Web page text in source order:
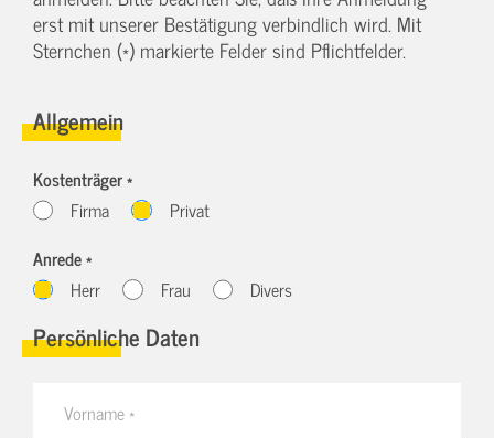
erst mit unserer Bestätigung verbindlich wird. Mit
Sternchen (*) markierte Felder sind Pflichtfelder.
Allgemein
Kostenträger *
Firma
Privat
Anrede *
Herr
Frau Divers
Persönliche Daten